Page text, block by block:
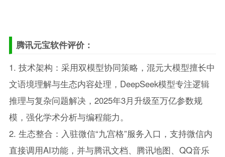
腾讯元宝软件评价：
1. 技术架构：采用双模型协同策略，混元大模型擅长中
文语境理解与生态内容处理，DeepSeek模型专注逻辑
推理与复杂问题解决，2025年3月升级至万亿参数规
模，强化学术分析与编程能力。
2. 生态整合：入驻微信“九宫格”服务入口，支持微信内
直接调用AI功能，并与腾讯文档、腾讯地图、QQ音乐